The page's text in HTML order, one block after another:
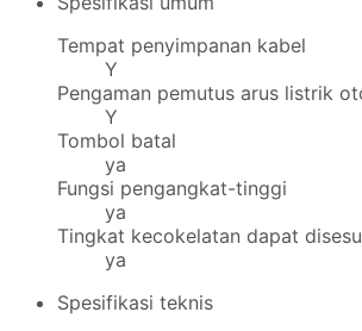
Tempat penyimpanan kabel
Y
Pengaman pemutus arus listrik
Y
Tombol batal
ya
Fungsi pengangkat-tinggi
ya
Tingkat kecokelatan dapat
ya
Spesifikasi teknis